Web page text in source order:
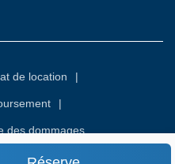
de location |
|
des dommages